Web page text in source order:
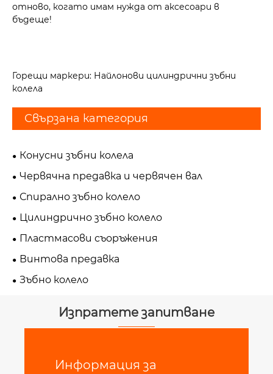
отново, когато имам нужда от аксесоари в
бъдеще!
Горещи маркери: Найлонови цилиндрични зъбни
колела
Свързана категория
Конусни зъбни колела
Червячна предавка и червячен вал
Спирално зъбно колело
Цилиндрично зъбно колело
Пластмасови съоръжения
Винтова предавка
Зъбно колело
Изпратете запитване
Информация за